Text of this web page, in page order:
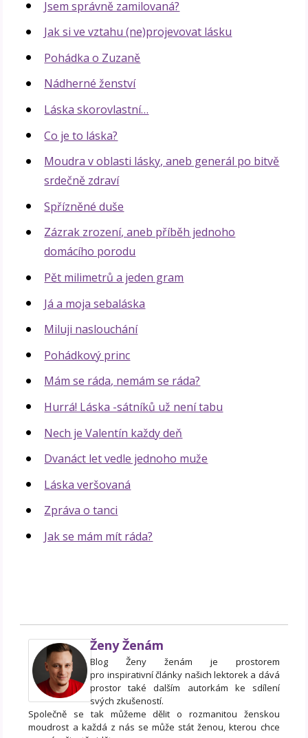
Jsem správně zamilovaná?
Jak si ve vztahu (ne)projevovat lásku
Pohádka o Zuzaně
Nádherné ženství
Láska skorovlastní…
Co je to láska?
Moudra v oblasti lásky, aneb generál po bitvě
srdečně zdraví
Spřízněné duše
Zázrak zrození, aneb příběh jednoho
domácího porodu
Pět milimetrů a jeden gram
Já a moja sebaláska
Miluji naslouchání
Pohádkový princ
Mám se ráda, nemám se ráda?
Hurrá! Láska -sátníků už není tabu
Nech je Valentín každy deň
Dvanáct let vedle jednoho muže
Láska veršovaná
Zpráva o tanci
Jak se mám mít ráda?
Ženy Ženám
Blog Ženy ženám je prostorem
pro inspirativní články našich lektorek a dává
prostor také dalším autorkám ke sdílení
svých zkušeností.
Společně se tak můžeme dělit o rozmanitou ženskou
moudrost a každá z nás se může stát ženou, kterou chce